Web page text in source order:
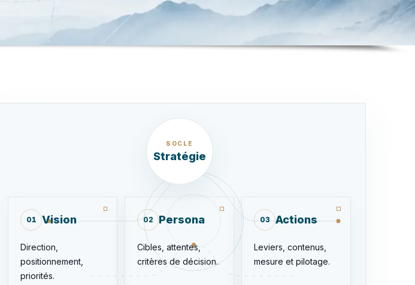
SOCLE
Stratégie
01 Vision
Direction,
positionnement,
priorités.
02 Persona
Cibles, attentes,
critères de décision.
03 Actions
Leviers, contenus,
mesure et pilotage.